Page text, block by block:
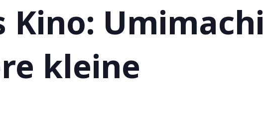
Kino: Umimachi
kleine